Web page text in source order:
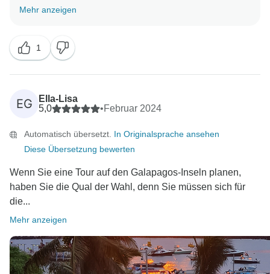
gefreut zu lesen, dass Ihr Reiseleiter sachkundig und
Mehr anzeigen
1
EG
Ella-Lisa
5,0
•Februar 2024
Automatisch übersetzt. In Originalsprache ansehen
Diese Übersetzung bewerten
Wenn Sie eine Tour auf den Galapagos-Inseln planen,
haben Sie die Qual der Wahl, denn Sie müssen sich für
die...
Mehr anzeigen